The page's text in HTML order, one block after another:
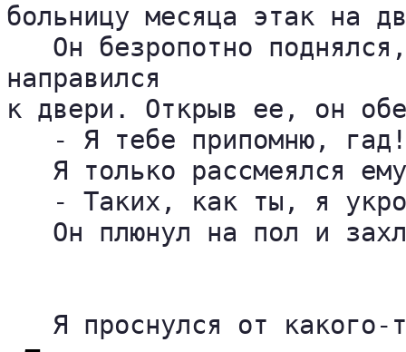
больницу месяца этак на
Он безропотно
направился
к двери. Открыв ее, он
   - Я тебе припомню, гад!
Я только рассмеялся
- Таких, как ты, я
Он плюнул на пол и
Я проснулся от